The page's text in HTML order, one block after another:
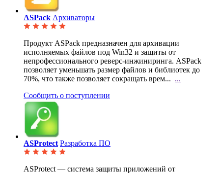
ASPack Архиваторы
Продукт ASPack предназначен для архивации
исполняемых файлов под Win32 и защиты от
непрофессионального реверс-инжиниринга. ASPack
позволяет уменьшать размер файлов и библиотек до
70%, что также позволяет сокращать врем... ...
Сообщить о поступлении
ASProtect Разработка ПО
ASProtect — система защиты приложений от